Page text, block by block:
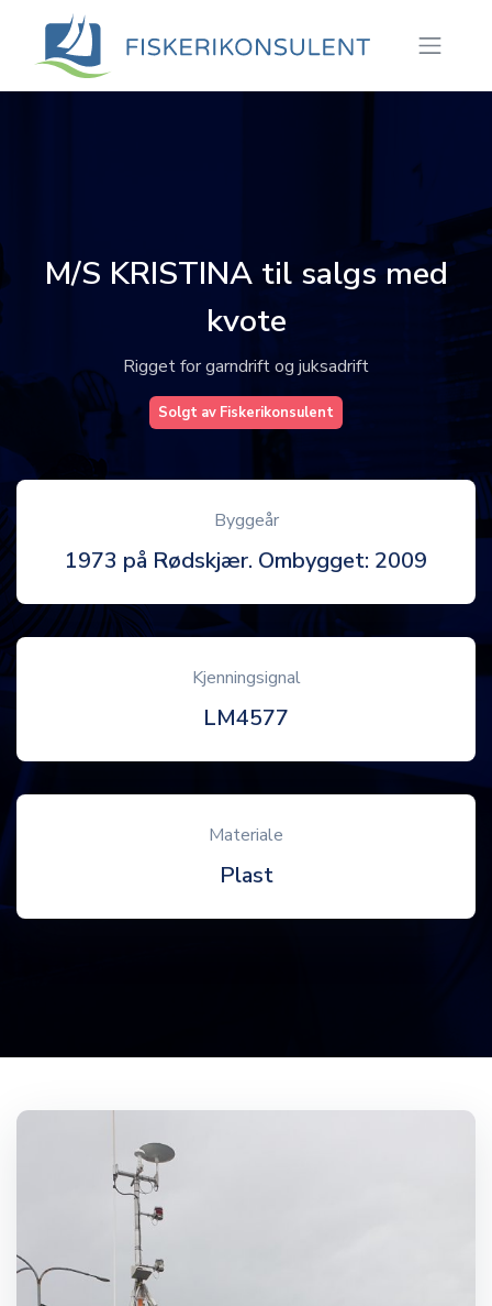
M/S KRISTINA til salgs med
kvote
Rigget for garndrift og juksadrift
Solgt av Fiskerikonsulent
Byggeår
1973 på Rødskjær. Ombygget: 2009
Kjenningsignal
LM4577
Materiale
Plast